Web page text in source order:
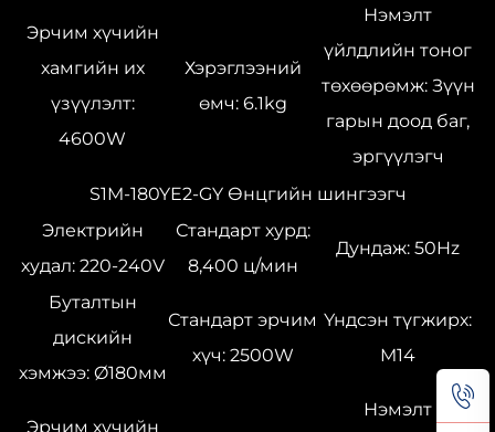
Эрчим хүчийн
хамгийн их
үзүүлэлт:
4600W
Хэрэглээний
өмч: 6.1kg
Нэмэлт
үйлдлийн тоног
төхөөрөмж: Зүүн
гарын доод баг,
эргүүлэгч
S1M-180YE2-GY Өнцгийн шингээгч
Электрийн
худал: 220-240V
Стандарт хурд:
8,400 ц/мин
Дундаж: 50Hz
Буталтын
дискийн
хэмжээ: Ø180мм
Стандарт эрчим
хүч: 2500W
Үндсэн түгжирх:
M14
Эрчим хүчийн
Нэмэлт